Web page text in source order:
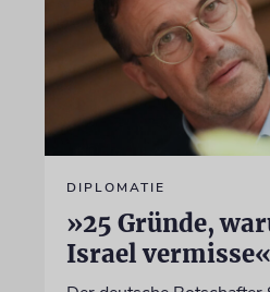
DIPLOMATIE
»25 Gründe,
Israel vermisse«